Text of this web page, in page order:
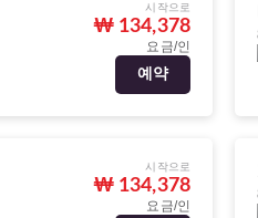
시작으로
₩ 134,378
요금/인
예약
시작으로
₩ 134,378
요금/인